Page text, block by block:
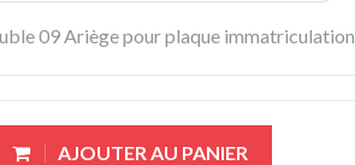
09 Ariège pour plaque immatriculation
AJOUTER AU PANIER